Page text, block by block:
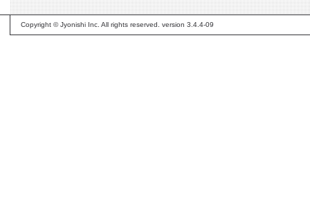
Copyright © Jyonishi Inc. All rights reserved. version 3.4.4-09